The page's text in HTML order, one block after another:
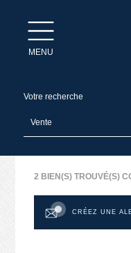
MENU
Votre recherche
Vente
2 BIEN(S) TROUVÉ(S)
CRÉEZ UNE